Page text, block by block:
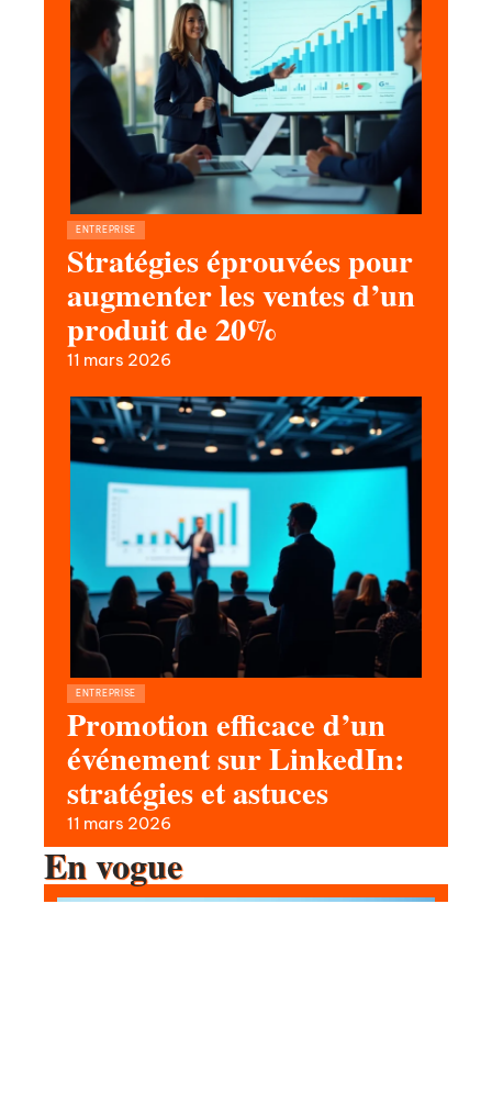
ENTREPRISE
Stratégies éprouvées pour
augmenter les ventes d’un
produit de 20%
11 mars 2026
ENTREPRISE
Promotion efficace d’un
événement sur LinkedIn:
stratégies et astuces
11 mars 2026
En vogue